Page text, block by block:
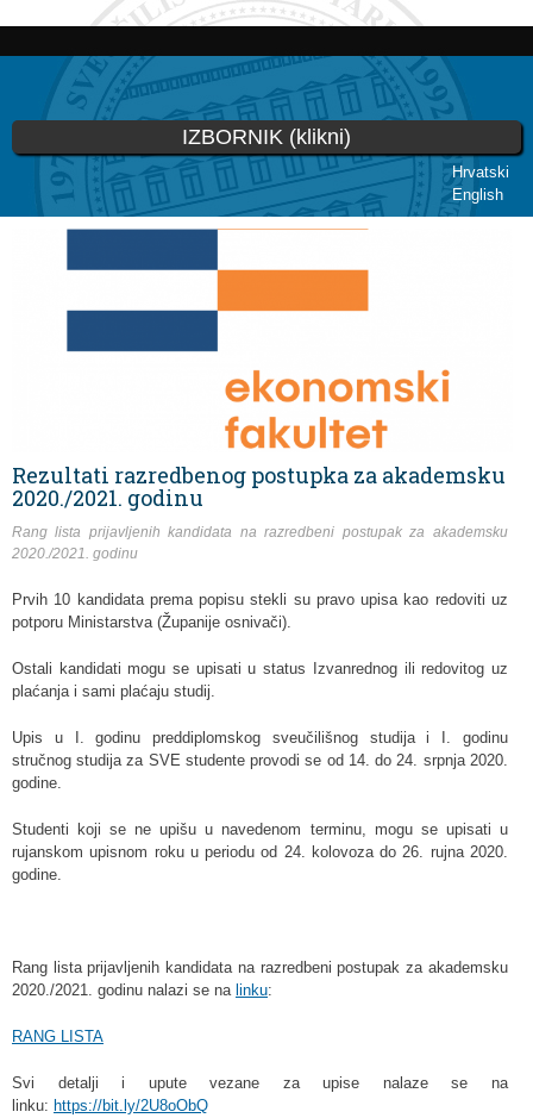
Skoči
glavni
sadržaj
Hrvatski
English
IZBORNIK (klikni)
Rezultati razredbenog postupka za akademsku
2020./2021. godinu
Rang lista prijavljenih kandidata na razredbeni postupak za akademsku
2020./2021. godinu
Prvih 10 kandidata prema popisu stekli su pravo upisa kao redoviti uz
potporu Ministarstva (Županije osnivači).
Ostali kandidati mogu se upisati u status Izvanrednog ili redovitog uz
plaćanja i sami plaćaju studij.
Upis u I. godinu preddiplomskog sveučilišnog studija i I. godinu
stručnog studija za SVE studente provodi se od 14. do 24. srpnja 2020.
godine.
Studenti koji se ne upišu u navedenom terminu, mogu se upisati u
rujanskom upisnom roku u periodu od 24. kolovoza do 26. rujna 2020.
godine.
Rang lista prijavljenih kandidata na razredbeni postupak za akademsku
2020./2021. godinu nalazi se na linku:
RANG LISTA
Svi detalji i upute vezane za upise nalaze se na
linku: https://bit.ly/2U8oObQ